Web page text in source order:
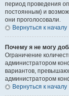
период проведения
постоянным) и
они проголосовали.
Вернуться к началу
Почему я не могу
Ограничение
администратором
вариантов,
администратором
Вернуться к началу